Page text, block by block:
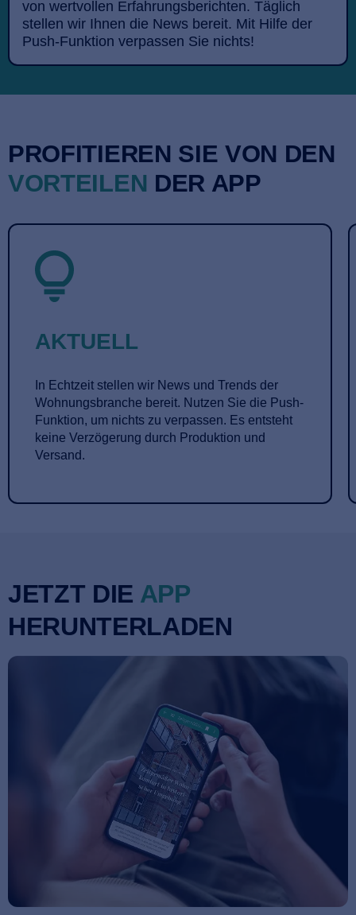
von wertvollen Erfahrungsberichten. Täglich
stellen wir Ihnen die News bereit. Mit Hilfe der
Push-Funktion verpassen Sie nichts!
PROFITIEREN SIE VON DEN
VORTEILEN DER APP
AKTUELL
In Echtzeit stellen wir News und Trends der
Wohnungsbranche bereit. Nutzen Sie die Push-
Funktion, um nichts zu verpassen. Es entsteht
keine Verzögerung durch Produktion und
Versand.
JETZT DIE APP
HERUNTERLADEN